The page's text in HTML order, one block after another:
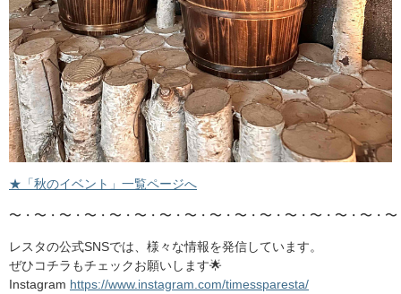
★「秋のイベント」一覧ページへ
〜・〜・〜・〜・〜・〜・〜・〜・〜・〜・〜・〜・〜・〜・〜・
レスタの公式SNSでは、様々な情報を発信しています。
ぜひコチラもチェックお願いします🌟
Instagram https://www.instagram.com/timessparesta/